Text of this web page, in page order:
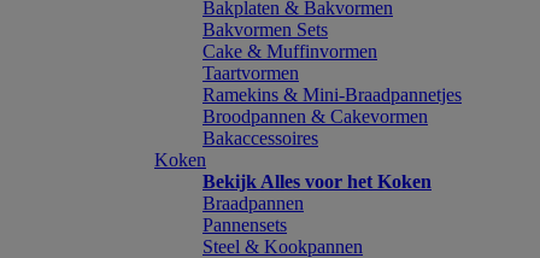
Bakplaten & Bakvormen
Bakvormen Sets
Cake & Muffinvormen
Taartvormen
Ramekins & Mini-Braadpannetjes
Broodpannen & Cakevormen
Bakaccessoires
Koken
Bekijk Alles voor het Koken
Braadpannen
Pannensets
Steel & Kookpannen